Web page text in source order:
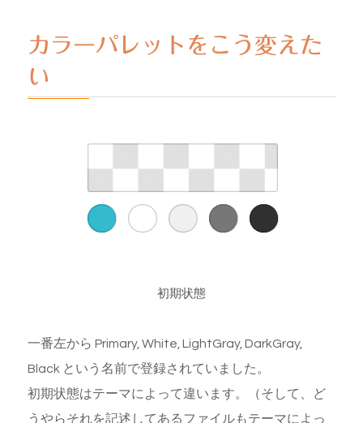
カラーパレットをこう変えた
い
初期状態
一番左から Primary, White, LightGray, DarkGray,
Black という名前で登録されていました。
初期状態はテーマによって違います。（そして、ど
うやらそれを記述してあるファイルもテーマによっ